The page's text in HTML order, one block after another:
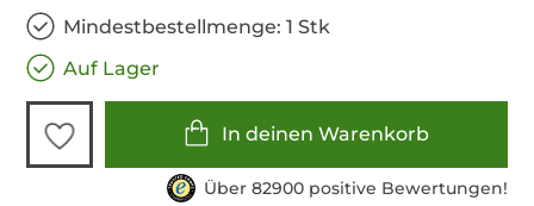
Mindestbestellmenge: 1 Stk
Auf Lager
In deinen Warenkorb
Über 82900 positive Bewertungen!